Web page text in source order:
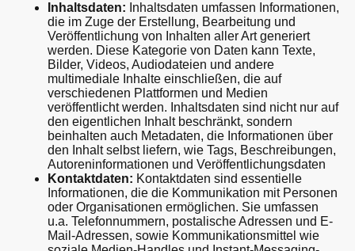
Inhaltsdaten: Inhaltsdaten umfassen Informationen,
die im Zuge der Erstellung, Bearbeitung und
Veröffentlichung von Inhalten aller Art generiert
werden. Diese Kategorie von Daten kann Texte,
Bilder, Videos, Audiodateien und andere
multimediale Inhalte einschließen, die auf
verschiedenen Plattformen und Medien
veröffentlicht werden. Inhaltsdaten sind nicht nur auf
den eigentlichen Inhalt beschränkt, sondern
beinhalten auch Metadaten, die Informationen über
den Inhalt selbst liefern, wie Tags, Beschreibungen,
Autoreninformationen und Veröffentlichungsdaten
Kontaktdaten: Kontaktdaten sind essentielle
Informationen, die die Kommunikation mit Personen
oder Organisationen ermöglichen. Sie umfassen
u.a. Telefonnummern, postalische Adressen und E-
Mail-Adressen, sowie Kommunikationsmittel wie